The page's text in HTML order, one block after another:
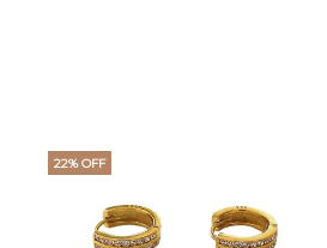
22% OFF